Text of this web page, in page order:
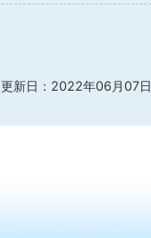
更新日：2022年06月07日